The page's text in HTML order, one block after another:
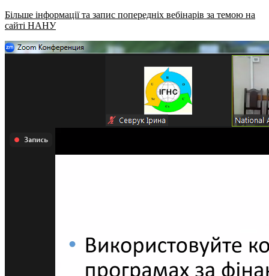
Більше інформації та запис попередніх вебінарів за темою на
сайті НАНУ